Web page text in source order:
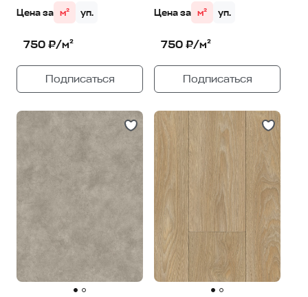
Цена за м² уп.
750 ₽/м²
Подписаться
Цена за м² уп.
750 ₽/м²
Подписаться